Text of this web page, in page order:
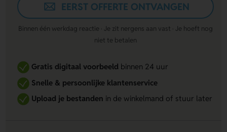
EERST OFFERTE ONTVANGEN
Binnen één werkdag reactie · Je zit nergens aan vast · Je hoeft nog
niet te betalen
Gratis digitaal voorbeeldbinnen 24 uur
Snelle & persoonlijke klantenservice
Upload je bestanden in de winkelmand of stuur later